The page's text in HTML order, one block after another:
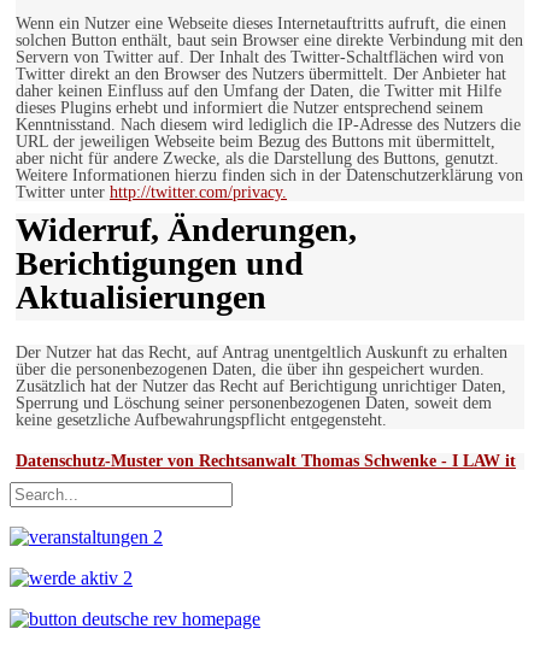
Wenn ein Nutzer eine Webseite dieses Internetauftritts aufruft, die einen
solchen Button enthält, baut sein Browser eine direkte Verbindung mit den
Servern von Twitter auf. Der Inhalt des Twitter-Schaltflächen wird von
Twitter direkt an den Browser des Nutzers übermittelt. Der Anbieter hat
daher keinen Einfluss auf den Umfang der Daten, die Twitter mit Hilfe
dieses Plugins erhebt und informiert die Nutzer entsprechend seinem
Kenntnisstand. Nach diesem wird lediglich die IP-Adresse des Nutzers die
URL der jeweiligen Webseite beim Bezug des Buttons mit übermittelt,
aber nicht für andere Zwecke, als die Darstellung des Buttons, genutzt.
Weitere Informationen hierzu finden sich in der Datenschutzerklärung von
Twitter unter http://twitter.com/privacy.
Widerruf, Änderungen,
Berichtigungen und
Aktualisierungen
Der Nutzer hat das Recht, auf Antrag unentgeltlich Auskunft zu erhalten
über die personenbezogenen Daten, die über ihn gespeichert wurden.
Zusätzlich hat der Nutzer das Recht auf Berichtigung unrichtiger Daten,
Sperrung und Löschung seiner personenbezogenen Daten, soweit dem
keine gesetzliche Aufbewahrungspflicht entgegensteht.
Datenschutz-Muster von Rechtsanwalt Thomas Schwenke - I LAW it